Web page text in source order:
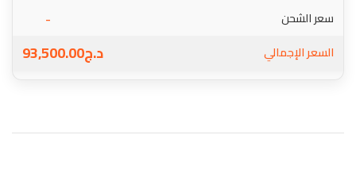
سعر الشحن -
السعر الإجمالي د.ج93,500.00